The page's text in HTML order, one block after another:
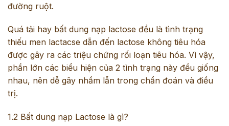
đường ruột.
Quá tải hay bất dung nạp lactose đều là tình trạng
thiếu men lactacse dẫn đến lactose không tiêu hóa
được gây ra các triệu chứng rối loạn tiêu hóa. Vì vậy,
phần lớn các biểu hiện của 2 tình trạng này đều giống
nhau, nên dễ gây nhầm lẫn trong chẩn đoán và điều
trị.
1.2 Bất dung nạp Lactose là gì?